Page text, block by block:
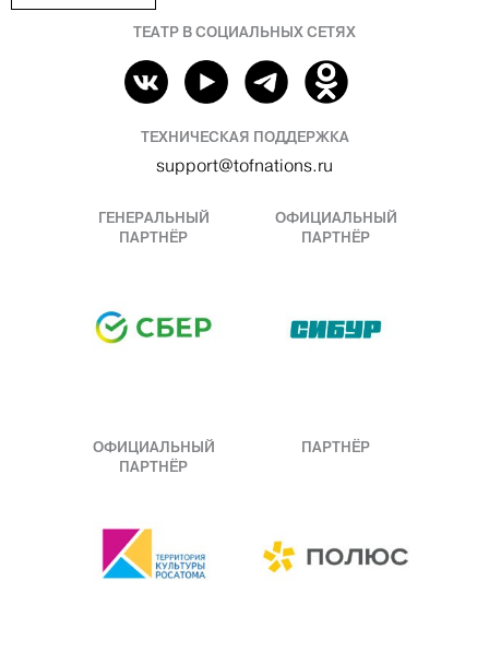
ТЕАТР В СОЦИАЛЬНЫХ СЕТЯХ
ТЕХНИЧЕСКАЯ ПОДДЕРЖКА
support@tofnations.ru
ГЕНЕРАЛЬНЫЙ
ПАРТНЁР
ОФИЦИАЛЬНЫЙ
ПАРТНЁР
ОФИЦИАЛЬНЫЙ
ПАРТНЁР
ПАРТНЁР